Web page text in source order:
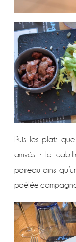
Puis les plats
arrivés : le
poireau ainsi
poêlée